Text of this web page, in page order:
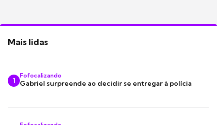
Mais lidas
1
Fofocalizando
Gabriel surpreende ao decidir se entregar à polícia